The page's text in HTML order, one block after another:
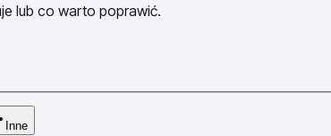
lub co warto poprawić.
Inne